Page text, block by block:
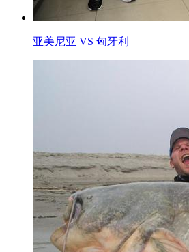
亚美尼亚 VS 匈牙利